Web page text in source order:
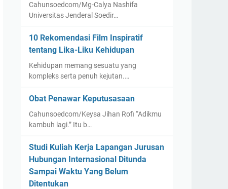
Cahunsoedcom/Mg-Calya Nashifa
Universitas Jenderal Soedir…
10 Rekomendasi Film Inspiratif
tentang Lika-Liku Kehidupan
Kehidupan memang sesuatu yang
kompleks serta penuh kejutan.…
Obat Penawar Keputusasaan
Cahunsoedcom/Keysa Jihan Rofi “Adikmu
kambuh lagi.” Itu b…
Studi Kuliah Kerja Lapangan Jurusan
Hubungan Internasional Ditunda
Sampai Waktu Yang Belum
Ditentukan